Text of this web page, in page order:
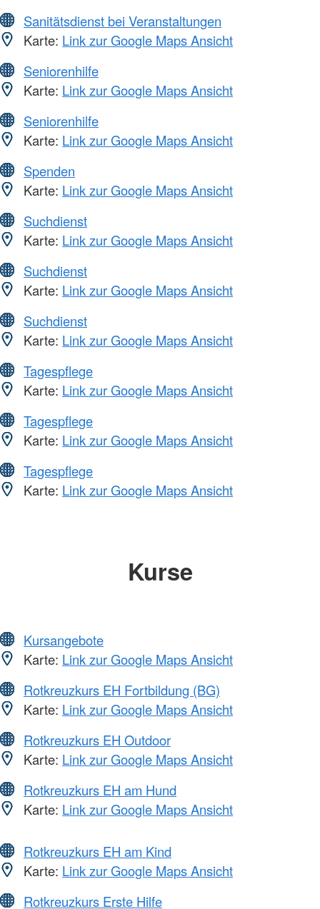
Sanitätsdienst bei Veranstaltungen
Karte: Link zur Google Maps Ansicht
Seniorenhilfe
Karte: Link zur Google Maps Ansicht
Seniorenhilfe
Karte: Link zur Google Maps Ansicht
Spenden
Karte: Link zur Google Maps Ansicht
Suchdienst
Karte: Link zur Google Maps Ansicht
Suchdienst
Karte: Link zur Google Maps Ansicht
Suchdienst
Karte: Link zur Google Maps Ansicht
Tagespflege
Karte: Link zur Google Maps Ansicht
Tagespflege
Karte: Link zur Google Maps Ansicht
Tagespflege
Karte: Link zur Google Maps Ansicht
Kurse
Kursangebote
Karte: Link zur Google Maps Ansicht
Rotkreuzkurs EH Fortbildung (BG)
Karte: Link zur Google Maps Ansicht
Rotkreuzkurs EH Outdoor
Karte: Link zur Google Maps Ansicht
Rotkreuzkurs EH am Hund
Karte: Link zur Google Maps Ansicht
Rotkreuzkurs EH am Kind
Karte: Link zur Google Maps Ansicht
Rotkreuzkurs Erste Hilfe